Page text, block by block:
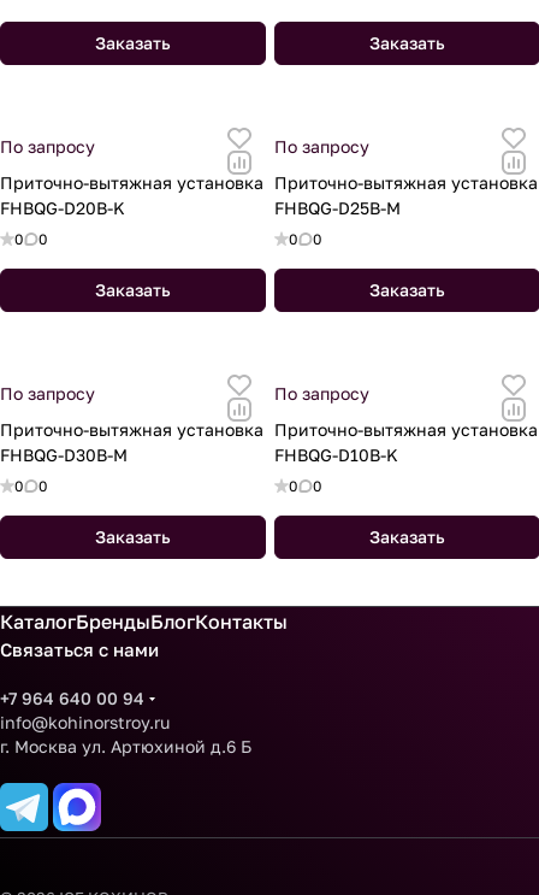
Заказать Заказать
По запросу
Приточно-вытяжная установка
FHBQG-D20B-K
0 0
Заказать
По запросу
Приточно-вытяжная установка
FHBQG-D25B-M
0 0
Заказать
По запросу
Приточно-вытяжная установка
FHBQG-D30B-M
0 0
Заказать
По запросу
Приточно-вытяжная установка
FHBQG-D10B-K
0 0
Заказать
КаталогБрендыБлогКонтакты
Связаться с нами
+7 964 640 00 94
info@kohinorstroy.ru
г. Москва ул. Артюхиной д.6 Б